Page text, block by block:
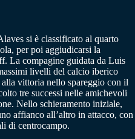
si è classificato al quarto
per poi aggiudicarsi la
La compagine guidata da Luis
livelli del calcio iberico
alla vittoria nello spareggio con il
tre successi nelle amichevoli
Nello schieramento iniziale,
affianco all’altro in attacco, con
di centrocampo.